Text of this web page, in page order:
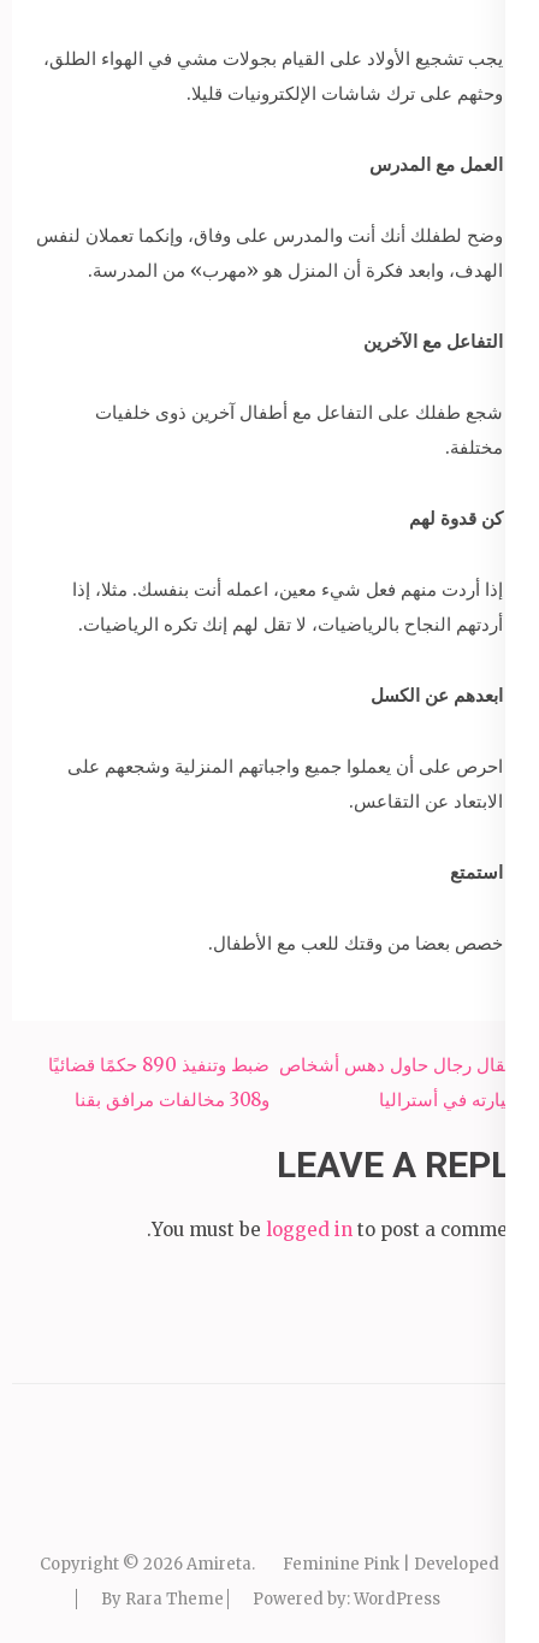
يجب تشجيع الأولاد على القيام بجولات مشي في الهواء الطلق،
وحثهم على ترك شاشات الإلكترونيات قليلا.
العمل مع المدرس
وضح لطفلك أنك أنت والمدرس على وفاق، وإنكما تعملان لنفس
الهدف، وابعد فكرة أن المنزل هو «مهرب» من المدرسة.
التفاعل مع الآخرين
شجع طفلك على التفاعل مع أطفال آخرين ذوى خلفيات
مختلفة.
كن قدوة لهم
إذا أردت منهم فعل شيء معين، اعمله أنت بنفسك. مثلا، إذا
أردتهم النجاح بالرياضيات، لا تقل لهم إنك تكره الرياضيات.
ابعدهم عن الكسل
احرص على أن يعملوا جميع واجباتهم المنزلية وشجعهم على
الابتعاد عن التقاعس.
استمتع
خصص بعضا من وقتك للعب مع الأطفال.
Post
navigation
ضبط وتنفيذ 890 حكمًا قضائيًا
و308 مخالفات مرافق بقنا
اعتقال رجال حاول دهس أشخاص
بسيارته في أستراليا
LEAVE A REPLY
You must be logged in to post a comment.
Copyright © 2026Amireta.
Feminine Pink | Developed
By Rara Theme Powered by:WordPress